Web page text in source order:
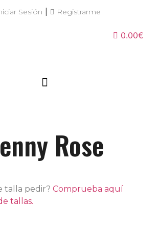
Sesión Registrarme
0.00€
Rose
talla pedir? Comprueba aquí
tallas.